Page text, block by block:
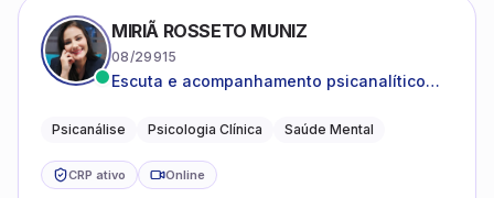
MIRIÃ ROSSETO MUNIZ
08/29915
Escuta e acompanhamento psicanalítico
Psicanálise Psicologia Clínica Saúde Mental
CRP ativo Online